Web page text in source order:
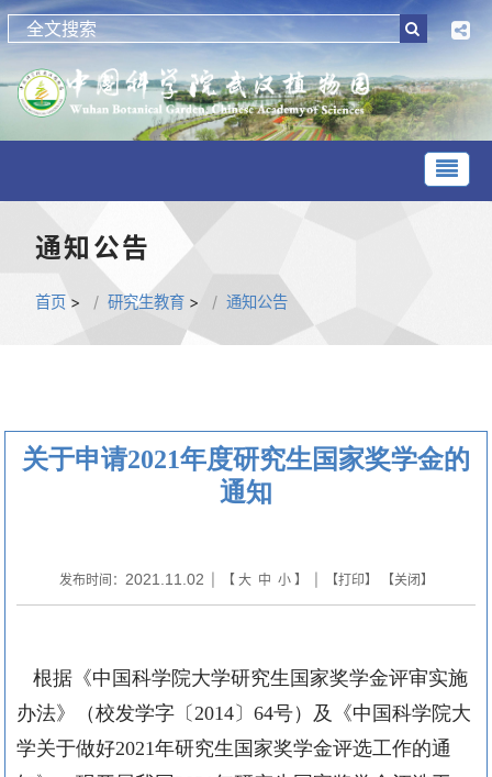
通知公告
首页 > 研究生教育 > 通知公告
关于申请2021年度研究生国家奖学金的
通知
发布时间： 2021.11.02 | 【 大 中 小】 | 【打印】 【关闭】
根据《中国科学院大学研究生国家奖学金评审实施
办法》（校发学字〔2014〕64号）及《中国科学院大
学关于做好2021年研究生国家奖学金评选工作的通